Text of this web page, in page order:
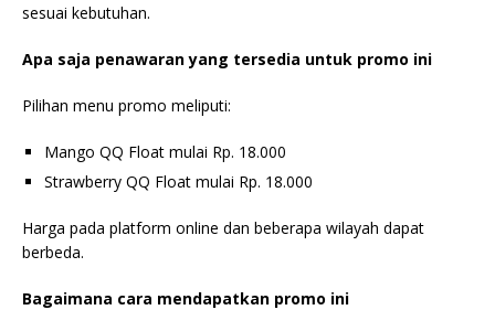
sesuai kebutuhan.
Apa saja penawaran yang tersedia untuk promo ini
Pilihan menu promo meliputi:
Mango QQ Float mulai Rp. 18.000
Strawberry QQ Float mulai Rp. 18.000
Harga pada platform online dan beberapa wilayah dapat
berbeda.
Bagaimana cara mendapatkan promo ini